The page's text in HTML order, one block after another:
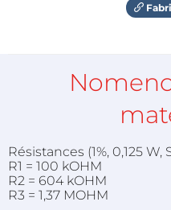
Résistances (1%, 0,125 W,
R1 = 100 kOHM
R2 = 604 kOHM
R3 = 1,37 MOHM